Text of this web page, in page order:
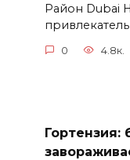
Район Dubai
0 4.8к.
Гортензия: